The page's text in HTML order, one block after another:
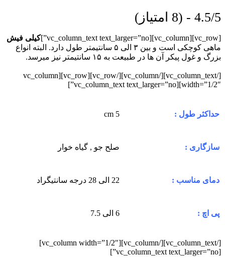
4.5/5 - (8 امتیاز)
[vc_row][vc_column][vc_column_text text_larger=”no”]
کیلی فیش
ماهی کوچکی است و بین ۳ الی ۵ سانتیمتر طول دارد. البته انواع
بزرگ و غول پیکر آن ها در طبیعت به ۱۵ سانتیمتر نیز میرسد.
[/vc_column_text][/vc_column][/vc_row][vc_row][vc_column
width=”1/2″][vc_column_text text_larger=”no”]
حداکثر طول : 5 cm
سازگاری : صلح جو , گیاه خوار
دمای مناسب : 22 الی 28 درجه سانتیگراد
پی اچ : 6 الی 7.5
[/vc_column_text][/vc_column][vc_column width=”1/2″]
[vc_column_text text_larger=”no”]